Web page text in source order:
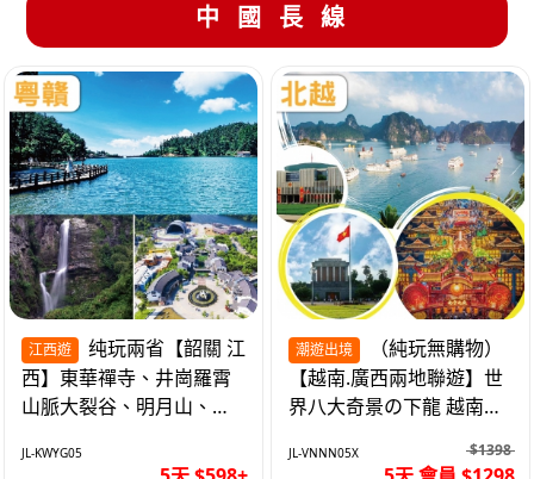
中國長線
江西遊
西】東華禪寺、井崗羅霄
山脈大裂谷、明月山、仙
JL-KWYG05
潮遊出境
【越南.廣西兩地聯遊】世
界八大奇景の下龍 越南首
車5天
JL-VNNN05X $1398